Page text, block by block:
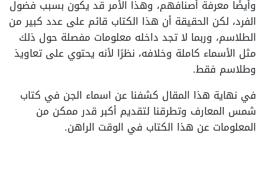
وأيضًا معرفة أصنافهم، وهذا الأمر قد يكون بسبب فضول
الفرد، لكن الحقيقة أن هذا الكتاب قائم على عدد كبير من
الطلاسم، وربما لا تجد داخله معلومات مفصلة حول ذلك
مثل الأسماء كاملة وخلافه، نظرًا لأنه يحتوي على تعاويذ
وطلاسم فقط.
في نهاية هذا المقال كشفنا عن اسماء الجن في كتاب
شمس المعارف وتطرقنا لتقديم أكبر قدر ممكن من
المعلومات عن هذا الكتاب في الوقت الراهن.